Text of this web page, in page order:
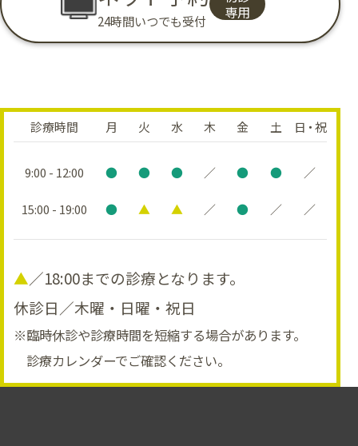
24時間いつでも受付
専用
診療時間 月 火 水 木 金 土 日・祝
9:00 - 12:00 ● ● ● ／ ● ● ／
15:00 - 19:00 ● ▲ ▲ ／ ● ／ ／
▲／18:00までの診療となります。
休診日／木曜・日曜・祝日
※臨時休診や診療時間を短縮する場合があります。
診療カレンダーでご確認ください。